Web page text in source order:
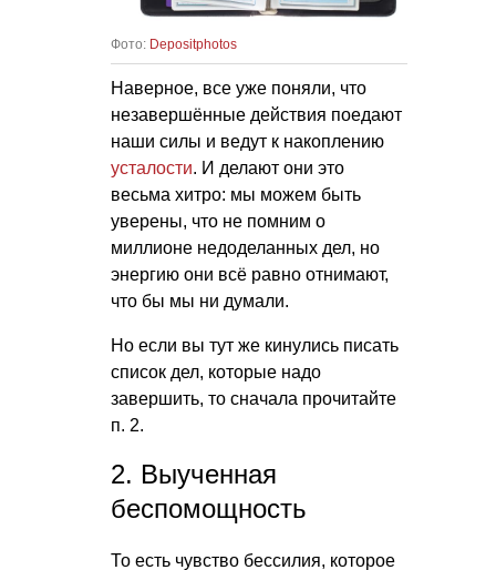
Фото: Depositphotos
Наверное, все уже поняли, что
незавершённые действия поедают
наши силы и ведут к накоплению
усталости. И делают они это
весьма хитро: мы можем быть
уверены, что не помним о
миллионе недоделанных дел, но
энергию они всё равно отнимают,
что бы мы ни думали.
Но если вы тут же кинулись писать
список дел, которые надо
завершить, то сначала прочитайте
п. 2.
2. Выученная
беспомощность
То есть чувство бессилия, которое